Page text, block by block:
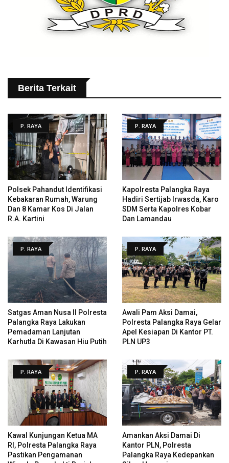
Berita Terkait
P. RAYA
Polsek Pahandut Identifikasi
Kebakaran Rumah, Warung
Dan 8 Kamar Kos Di Jalan
R.A. Kartini
P. RAYA
Kapolresta Palangka Raya
Hadiri Sertijab Irwasda, Karo
SDM Serta Kapolres Kobar
Dan Lamandau
P. RAYA
Satgas Aman Nusa II Polresta
Palangka Raya Lakukan
Pemadaman Lanjutan
Karhutla Di Kawasan Hiu Putih
P. RAYA
Awali Pam Aksi Damai,
Polresta Palangka Raya Gelar
Apel Kesiapan Di Kantor PT.
PLN UP3
P. RAYA
Kawal Kunjungan Ketua MA
RI, Polresta Palangka Raya
Pastikan Pengamanan
P. RAYA
Amankan Aksi Damai Di
Kantor PLN, Polresta
Palangka Raya Kedepankan